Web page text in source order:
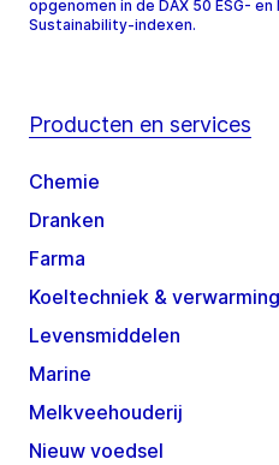
opgenomen in de DAX 50 ESG- en
Sustainability-indexen.
Producten en services
Chemie
Dranken
Farma
Koeltechniek & verwarming
Levensmiddelen
Marine
Melkveehouderij
Nieuw voedsel